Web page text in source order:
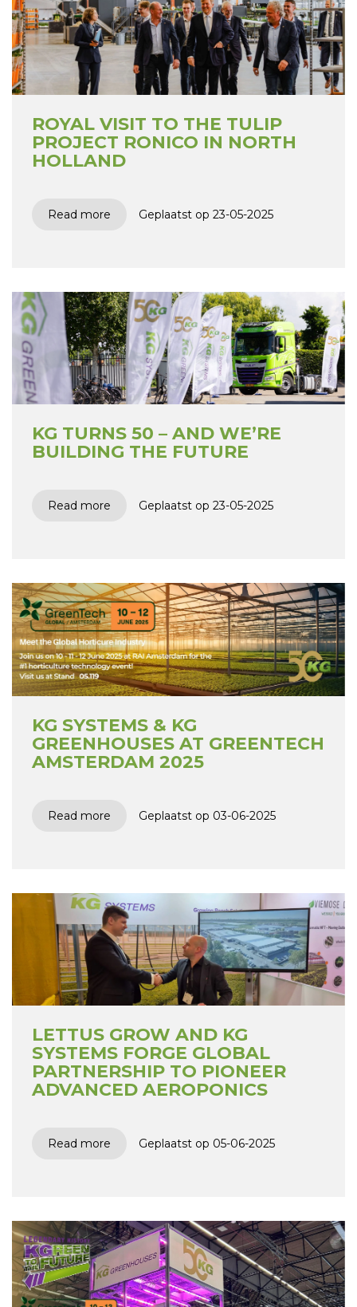
ROYAL VISIT TO THE TULIP
PROJECT RONICO IN NORTH
HOLLAND
Read more Geplaatst op 23-05-2025
KG TURNS 50 – AND WE’RE
BUILDING THE FUTURE
Read more Geplaatst op 23-05-2025
KG SYSTEMS & KG
GREENHOUSES AT GREENTECH
AMSTERDAM 2025
Read more Geplaatst op 03-06-2025
LETTUS GROW AND KG
SYSTEMS FORGE GLOBAL
PARTNERSHIP TO PIONEER
ADVANCED AEROPONICS
Read more Geplaatst op 05-06-2025